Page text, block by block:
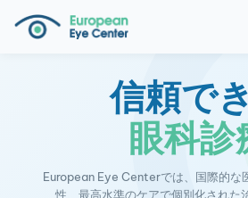
信頼で
眼科診
European Eye Centerでは、国際的な
性、最高水準のケアで個別化された